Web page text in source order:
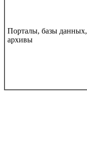
Порталы, базы данных,
архивы